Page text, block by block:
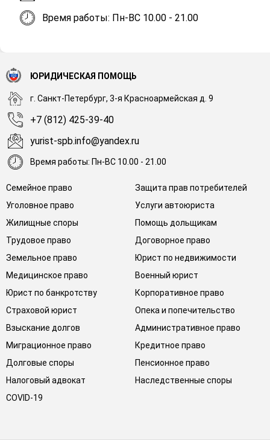
Время работы: Пн-ВС 10.00 - 21.00
Семейное право
Защита прав потребителей
Уголовное право
Услуги автоюриста
Жилищные споры
Помощь дольщикам
Трудовое право
Договорное право
Земельное право
Юрист по недвижимости
Медицинское право
Военный юрист
Юрист по банкротству
Корпоративное право
Страховой юрист
Опека и попечительство
Взыскание долгов
Административное право
Миграционное право
Кредитное право
Долговые споры
Пенсионное право
Налоговый адвокат
Наследственные споры
COVID-19
ЮРИДИЧЕСКАЯ ПОМОЩЬ
г. Санкт-Петербург, 3-я Красноармейская д. 9
+7 (812) 425-39-40
yurist-spb.info@yandex.ru
Время работы: Пн-ВС 10.00 - 21.00